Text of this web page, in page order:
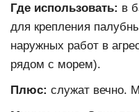
Где использовать: в
для крепления
наружных работ в
рядом с морем).
Плюс: служат вечно.